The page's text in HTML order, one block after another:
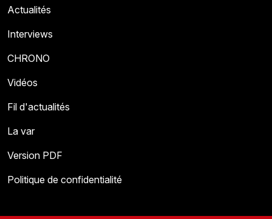
Actualités
Interviews
CHRONO
Vidéos
Fil d'actualités
La var
Version PDF
Politique de confidentialité